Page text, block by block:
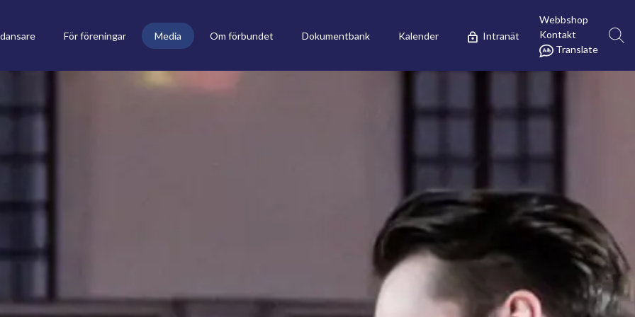
För föreningar Media Om förbundet Dokumentbank Kalender Intranät
Webbshop
Kontakt
Translate